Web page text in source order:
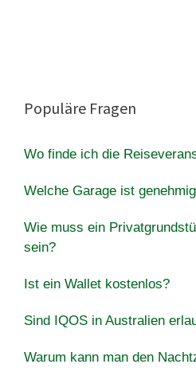
Populäre Fragen
Wo finde ich die
Welche Garage ist
Wie muss ein
sein?
Ist ein Wallet kostenlos?
Sind IQOS in Australien
Warum kann man den